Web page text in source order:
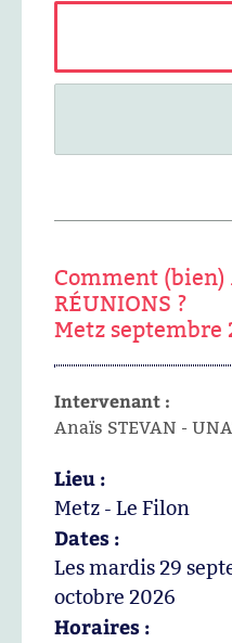
Comment (bien)
RÉUNIONS ?
Metz septembre
Intervenant :
Anaïs STEVAN -
Lieu :
Metz - Le Filon
Dates :
Les mardis 29
octobre 2026
Horaires :